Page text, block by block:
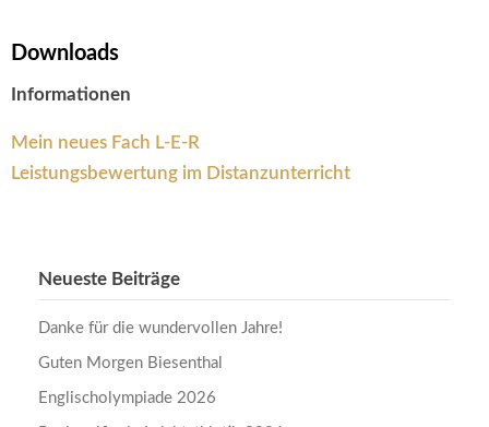
Downloads
Informationen
Mein neues Fach L-E-R
Leistungsbewertung im Distanzunterricht
Neueste Beiträge
Danke für die wundervollen Jahre!
Guten Morgen Biesenthal
Englischolympiade 2026